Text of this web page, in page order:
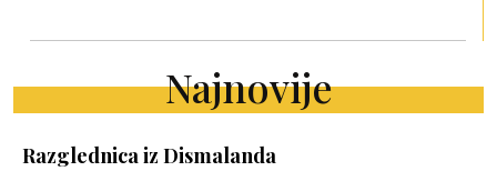
Najnovije
Razglednica iz Dismalanda